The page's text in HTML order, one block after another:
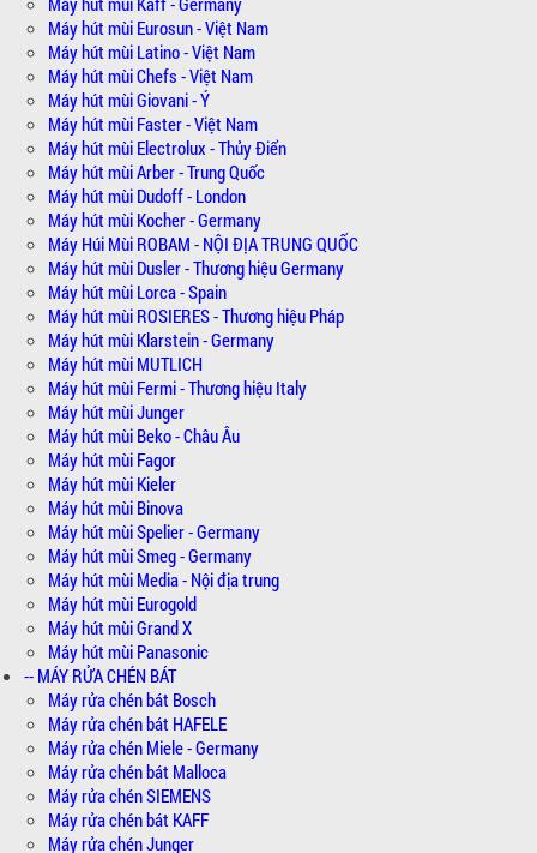
Máy hút mùi Eurosun - Việt Nam
Máy hút mùi Latino - Việt Nam
Máy hút mùi Chefs - Việt Nam
Máy hút mùi Giovani - Ý
Máy hút mùi Faster - Việt Nam
Máy hút mùi Electrolux - Thủy Điển
Máy hút mùi Arber - Trung Quốc
Máy hút mùi Dudoff - London
Máy hút mùi Kocher - Germany
Máy Húi Mùi ROBAM - NỘI ĐỊA TRUNG QUỐC
Máy hút mùi Dusler - Thương hiệu Germany
Máy hút mùi Lorca - Spain
Máy hút mùi ROSIERES - Thương hiệu Pháp
Máy hút mùi Klarstein - Germany
Máy hút mùi MUTLICH
Máy hút mùi Fermi - Thương hiệu Italy
Máy hút mùi Junger
Máy hút mùi Beko - Châu Âu
Máy hút mùi Fagor
Máy hút mùi Kieler
Máy hút mùi Binova
Máy hút mùi Spelier - Germany
Máy hút mùi Smeg - Germany
Máy hút mùi Media - Nội địa trung
Máy hút mùi Eurogold
Máy hút mùi Grand X
Máy hút mùi Panasonic
-- MÁY RỬA CHÉN BÁT
Máy rửa chén bát Bosch
Máy rửa chén bát HAFELE
Máy rửa chén Miele - Germany
Máy rửa chén bát Malloca
Máy rửa chén SIEMENS
Máy rửa chén bát KAFF
Máy rửa chén Junger